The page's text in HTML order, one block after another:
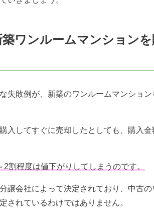
ワンルームマンション
失敗例が、新築のワンルームマンショ
入してすぐに売却したとしても、購入
割程度は値下がりしてしまうのです。
譲会社によって決定されており、中古
されているわけではありません。